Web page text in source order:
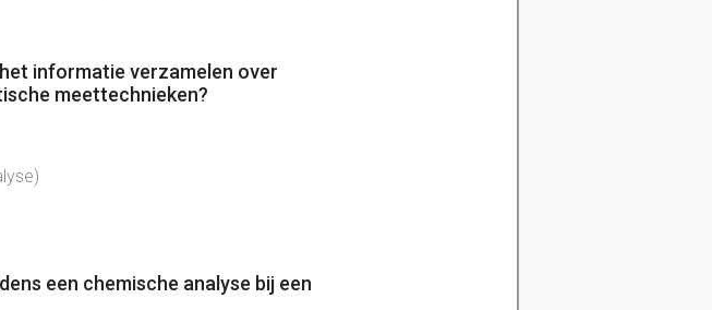
informatie verzamelen over
meettechnieken?
een chemische analyse bij een